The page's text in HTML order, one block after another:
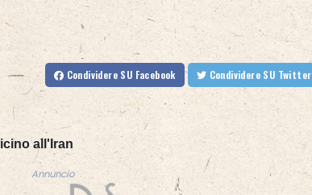
Condividere SU Facebook Condividere SU Twitter
all'Iran
Annuncio